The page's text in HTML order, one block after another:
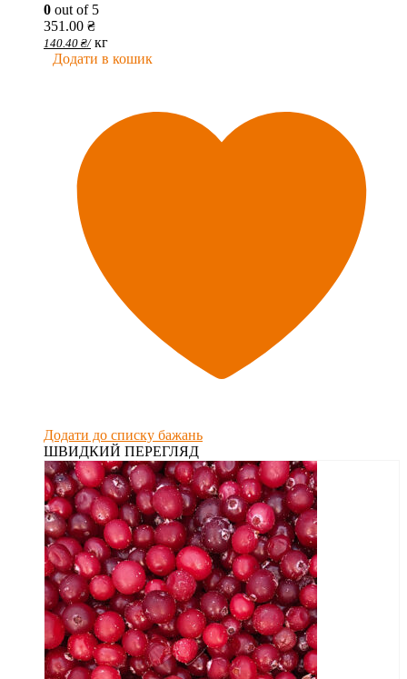
0 out of 5
351.00 ₴
140.40 ₴/ кг
Додати в кошик
Додати до списку бажань
ШВИДКИЙ ПЕРЕГЛЯД